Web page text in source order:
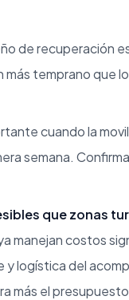
de recuperación
más temprano que
cuando la
semana.
que zonas
manejan costos
logística del
más el